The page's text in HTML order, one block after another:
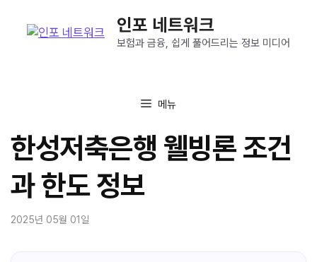
인포 네트워크
보험과 금융, 쉽게 풀어드리는 정보 미디어
메뉴
한성저축은행 웰빙론 조건
과 한도 정보
2025년 05월 01일